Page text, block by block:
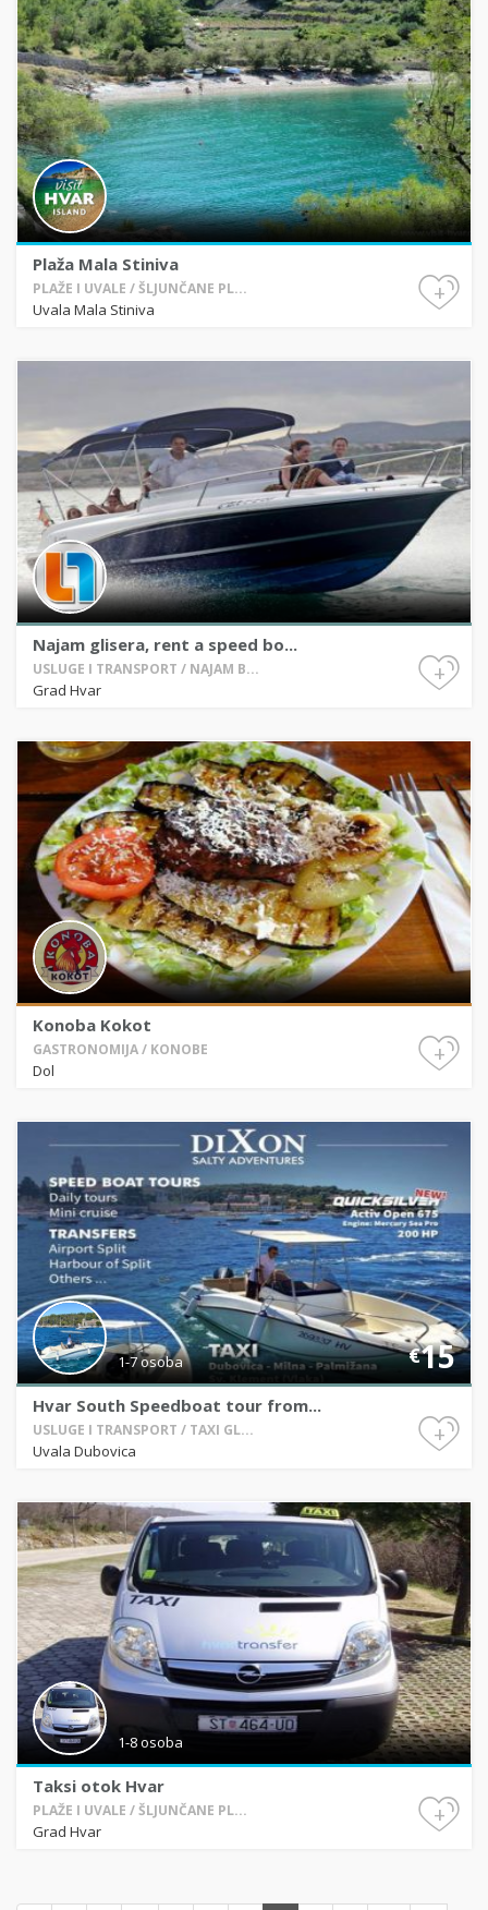
Plaža Mala Stiniva
PLAŽE I UVALE / ŠLJUNČANE PL...
Uvala Mala Stiniva
+
Najam glisera, rent a speed bo...
USLUGE I TRANSPORT / NAJAM B...
Grad Hvar
+
Konoba Kokot
GASTRONOMIJA / KONOBE
Dol
+
1-7 osoba €15
Hvar South Speedboat tour from...
USLUGE I TRANSPORT / TAXI GL...
Uvala Dubovica
+
1-8 osoba
Taksi otok Hvar
PLAŽE I UVALE / ŠLJUNČANE PL...
Grad Hvar
+